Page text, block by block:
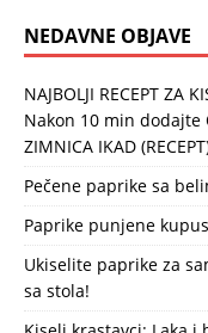
NEDAVNE OBJAVE
NAJBOLJI RECEPT ZA
Nakon 10 min dodajte
ZIMNICA IKAD
Pečene paprike sa
Paprike punjene
Ukiselite paprike za
sa stola!